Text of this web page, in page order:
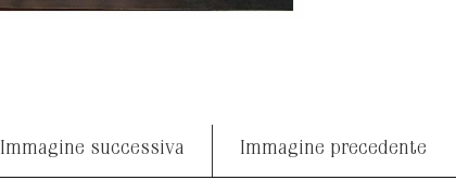
Immagine successiva Immagine precedente